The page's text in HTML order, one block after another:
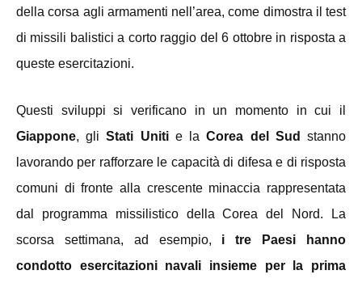
della corsa agli armamenti nell’area, come dimostra il test
di missili balistici a corto raggio del 6 ottobre in risposta a
queste esercitazioni.
Questi sviluppi si verificano in un momento in cui il
Giappone, gliStati Unitie laCorea del Sud
stanno
lavorando per rafforzare le capacità di difesa e di risposta
comuni di fronte alla crescente minaccia rappresentata
dal programma missilistico della Corea del Nord. La
scorsa settimana, ad esempio, i tre Paesi hanno
condotto esercitazioni navali insieme per la prima